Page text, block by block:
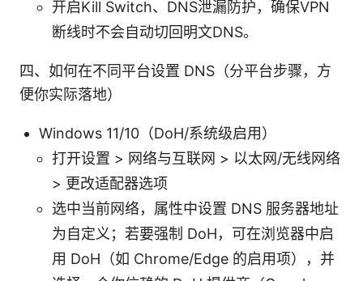
开启Kill Switch、DNS泄漏防护，确保VPN
断线时不会自动切回明文DNS。
四、如何在不同平台设置 DNS（分平台步骤，方
便你实际落地）
Windows 11/10（DoH/系统级启用）
打开设置 > 网络与互联网 > 以太网/无线网络
> 更改适配器选项
选中当前网络，属性中设置 DNS 服务器地址
为自定义；若要强制 DoH，可在浏览器中启
用 DoH（如 Chrome/Edge 的启用项），并